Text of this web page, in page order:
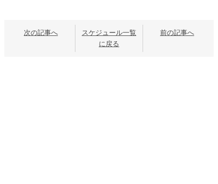
次の記事へ
スケジュール一覧
に戻る
前の記事へ